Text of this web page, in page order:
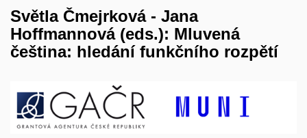
Světla Čmejrková - Jana
Hoffmannová (eds.): Mluvená
čeština: hledání funkčního rozpětí